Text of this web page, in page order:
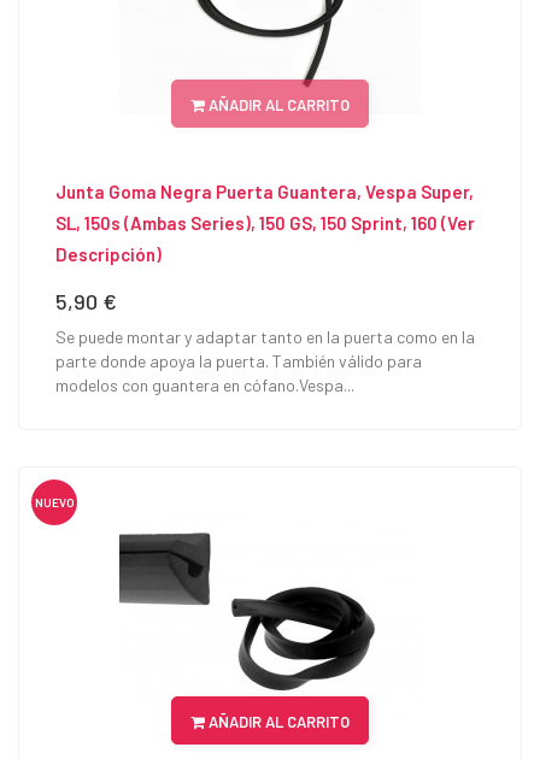
AÑADIR AL CARRITO
Junta Goma Negra Puerta Guantera, Vespa Super,
SL, 150s (ambas Series), 150 GS, 150 Sprint, 160 (Ver
Descripción)
Precio
5,90 €
Se puede montar y adaptar tanto en la puerta como en la
parte donde apoya la puerta. También válido para
modelos con guantera en cófano.Vespa...
NUEVO
AÑADIR AL CARRITO